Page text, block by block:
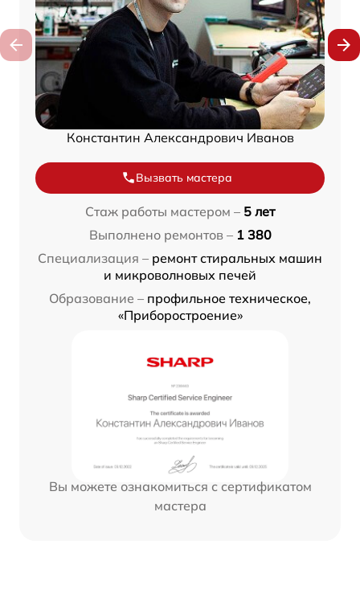
Константин Александрович Иванов
Вызвать мастера
Стаж работы мастером – 5 лет
Выполнено ремонтов – 1 380
Специализация – ремонт стиральных машин
и микроволновых печей
Образование – профильное техническое,
«Приборостроение»
Вы можете ознакомиться с сертификатом
мастера